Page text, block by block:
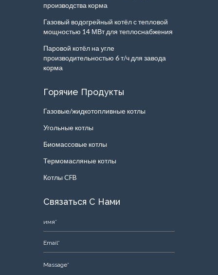
производства корма
Газовый водогрейный котёл с тепловой
мощностью 14 МВт для теплоснабжения
Паровой котёл на угле
производительностью 6 т/ч для завода
корма
Горячие Продукты
Газовые/жидкотопливные котлы
Угольные котлы
Биомассовые котлы
Термомасляные котлы
Котлы CFB
Связаться С Нами